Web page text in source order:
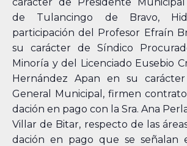
de Tulancingo de Bravo,
participación del Profesor Efraín
su carácter de Síndico
Minoría y del Licenciado Eusebio
Hernández Apan en su
General Municipal, firmen
dación en pago con la Sra. Ana
Villar de Bitar, respecto de las
dación en pago que se señalan